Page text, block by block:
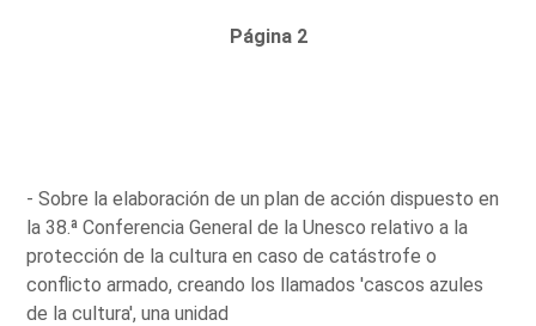
Página 2
- Sobre la elaboración de un plan de acción dispuesto en
la 38.ª Conferencia General de la Unesco relativo a la
protección de la cultura en caso de catástrofe o
conflicto armado, creando los llamados 'cascos azules
de la cultura', una unidad